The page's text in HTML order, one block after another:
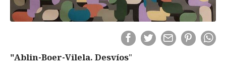
"Ablin-Boer-Vilela. Desvíos"